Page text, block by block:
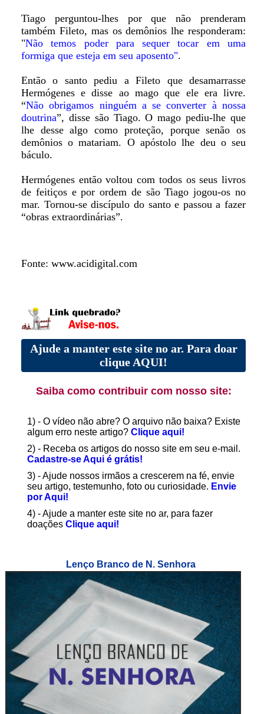
Tiago perguntou-lhes por que não prenderam
também Fileto, mas os demônios lhe responderam:
"Não temos poder para sequer tocar em uma
formiga que esteja em seu aposento".
Então o santo pediu a Fileto que desamarrasse
Hermógenes e disse ao mago que ele era livre.
“Não obrigamos ninguém a se converter à nossa
doutrina”, disse são Tiago. O mago pediu-lhe que
lhe desse algo como proteção, porque senão os
demônios o matariam. O apóstolo lhe deu o seu
báculo.
Hermógenes então voltou com todos os seus livros
de feitiços e por ordem de são Tiago jogou-os no
mar. Tornou-se discípulo do santo e passou a fazer
“obras extraordinárias”.
Fonte: www.acidigital.com
Ajude a manter este site no ar. Para doar
clique AQUI!
Saiba como contribuir com nosso site:
1) - O vídeo não abre? O arquivo não baixa? Existe
algum erro neste artigo? Clique aqui!
2) - Receba os artigos do nosso site em seu e-mail.
Cadastre-se Aqui é grátis!
3) - Ajude nossos irmãos a crescerem na fé, envie
seu artigo, testemunho, foto ou curiosidade. Envie
por Aqui!
4) - Ajude a manter este site no ar, para fazer
doações Clique aqui!
Lenço Branco de N. Senhora